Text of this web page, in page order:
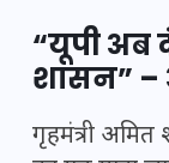
“यूपी अब
शासन” –
गृहमंत्री